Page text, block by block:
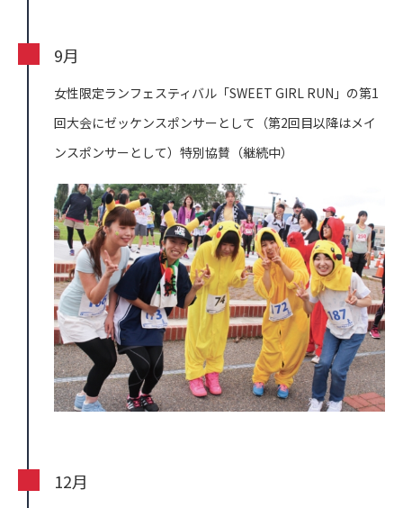
9月
女性限定ランフェスティバル「SWEET GIRL RUN」の第1
回大会にゼッケンスポンサーとして（第2回目以降はメイ
ンスポンサーとして）特別協賛（継続中）
12月